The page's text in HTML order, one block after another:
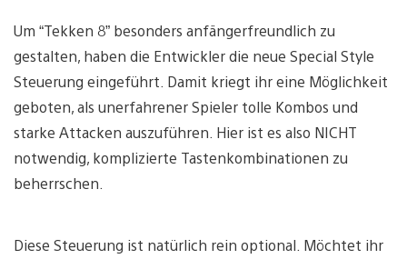
Um “Tekken 8” besonders anfängerfreundlich zu
gestalten, haben die Entwickler die neue Special Style
Steuerung eingeführt. Damit kriegt ihr eine Möglichkeit
geboten, als unerfahrener Spieler tolle Kombos und
starke Attacken auszuführen. Hier ist es also NICHT
notwendig, komplizierte Tastenkombinationen zu
beherrschen.
Diese Steuerung ist natürlich rein optional. Möchtet ihr